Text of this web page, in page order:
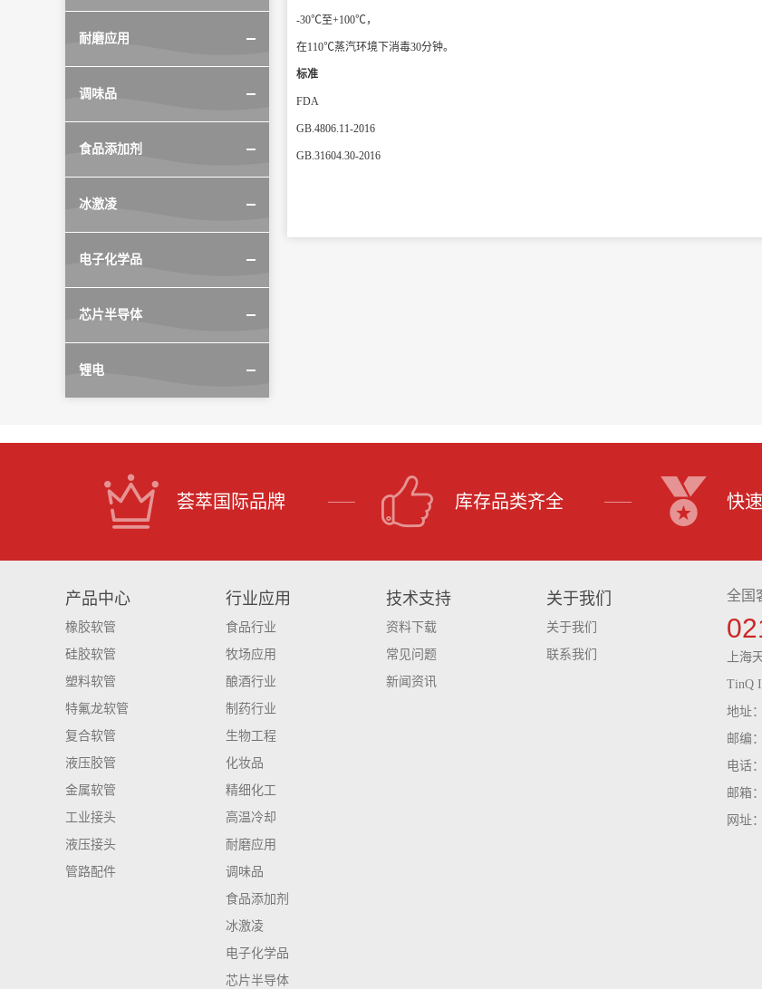
耐磨应用
调味品
食品添加剂
冰激凌
电子化学品
芯片半导体
锂电
-30℃至+100℃，
在110℃蒸汽环境下消毒30分钟。
标准
FDA
GB.4806.11-2016
GB.31604.30-2016
荟萃国际品牌 库存品类齐全 快
产品中心
橡胶软管
硅胶软管
塑料软管
特氟龙软管
复合软管
液压胶管
金属软管
工业接头
液压接头
管路配件
行业应用
食品行业
牧场应用
酿酒行业
制药行业
生物工程
化妆品
精细化工
高温冷却
耐磨应用
调味品
食品添加剂
冰激凌
电子化学品
芯片半导体
技术支持
资料下载
常见问题
新闻资讯
关于我们
关于我们
联系我们
全国
上海
TinQ
地址
邮编
电话
邮箱
网址：